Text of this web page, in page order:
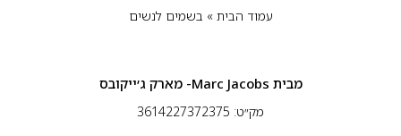
עמוד הבית» בשמים לנשים
מבית Marc Jacobs- מארק ג׳ייקובס
מק״ט: 3614227372375